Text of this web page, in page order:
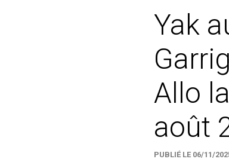
Yak
Allo
août
PUBLIÉ LE 06/11/